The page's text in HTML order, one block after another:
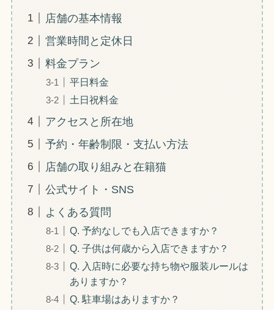
店舗の基本情報
営業時間と定休日
料金プラン
平日料金
土日祝料金
アクセスと所在地
予約・年齢制限・支払い方法
店舗の取り組みと在籍猫
公式サイト・SNS
よくある質問
Q. 予約なしでも入店できますか？
Q. 子供は何歳から入店できますか？
Q. 入店時に必要な持ち物や服装ルールは
ありますか？
Q. 駐車場はありますか？